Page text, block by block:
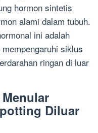
hormon sintetis
alami dalam tubuh.
ini adalah
siklus
ringan di luar
Diluar